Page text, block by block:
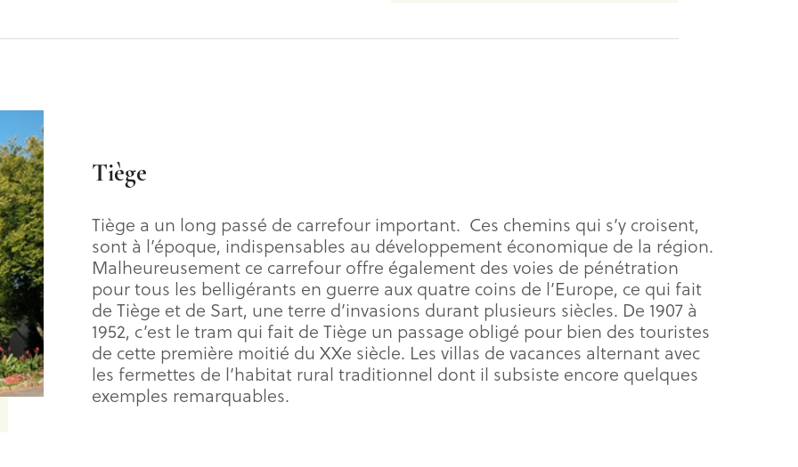
Tiège
Tiège a un long passé de carrefour important. Ces chemins qui s’y croisent,
sont à l’époque, indispensables au développement économique de la région.
Malheureusement ce carrefour offre également des voies de pénétration
pour tous les belligérants en guerre aux quatre coins de l’Europe, ce qui fait
de Tiège et de Sart, une terre d’invasions durant plusieurs siècles. De 1907 à
1952, c’est le tram qui fait de Tiège un passage obligé pour bien des touristes
de cette première moitié du XXe siècle. Les villas de vacances alternant avec
les fermettes de l’habitat rural traditionnel dont il subsiste encore quelques
exemples remarquables.